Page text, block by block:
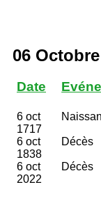
06 Octobre
Date
6 oct
1717
6 oct
1838
Décès
6 oct
2022
Décès